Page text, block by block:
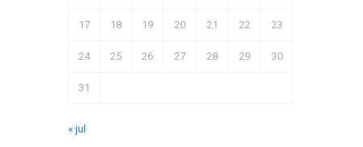
17 18 19 20 21 22 23
24 25 26 27 28 29 30
31
« jul